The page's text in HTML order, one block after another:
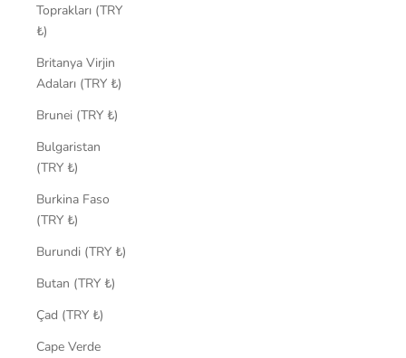
Toprakları (TRY
₺)
Britanya Virjin
Adaları (TRY ₺)
Brunei (TRY ₺)
Bulgaristan
(TRY ₺)
Burkina Faso
(TRY ₺)
Burundi (TRY ₺)
Butan (TRY ₺)
Çad (TRY ₺)
Cape Verde